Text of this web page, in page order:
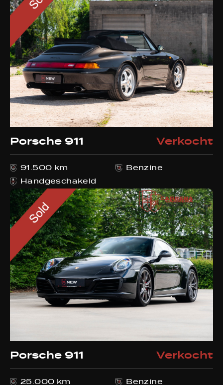
Porsche 911 Verkocht
91.500 km
Benzine
Handgeschakeld
Porsche 911 Verkocht
25.000 km Benzine